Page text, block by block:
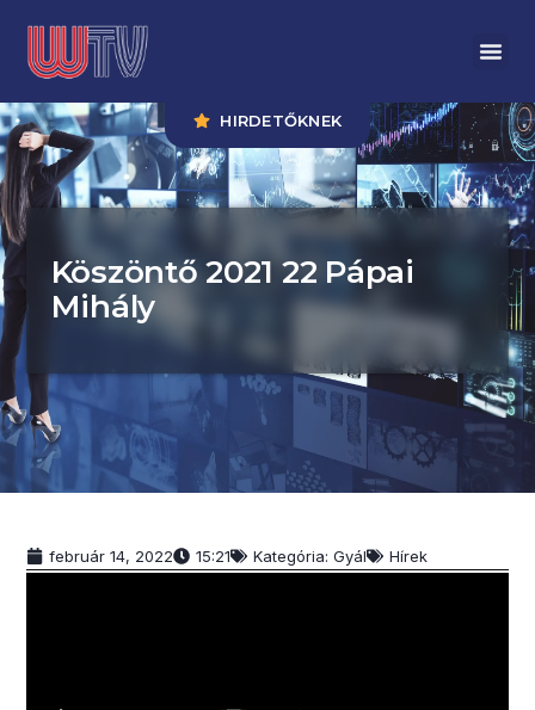
HIRDETŐKNEK
Köszöntő 2021 22 Pápai
Mihály
február 14, 2022 15:21 Kategória: Gyál Hírek